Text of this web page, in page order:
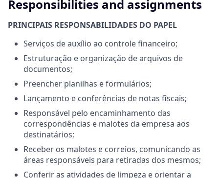
Responsibilities and assignments
PRINCIPAIS RESPONSABILIDADES DO PAPEL
Serviços de auxílio ao controle financeiro;
Estruturação e organização de arquivos de
documentos;
Preencher planilhas e formulários;
Lançamento e conferências de notas fiscais;
Responsável pelo encaminhamento das
correspondências e malotes da empresa aos
destinatários;
Receber os malotes e correios, comunicando as
áreas responsáveis para retiradas dos mesmos;
Conferir as atividades de limpeza e orientar a